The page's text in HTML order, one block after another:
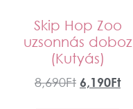
Skip Hop Zoo
uzsonnás doboz
(Kutyás)
8,690Ft 6,190Ft